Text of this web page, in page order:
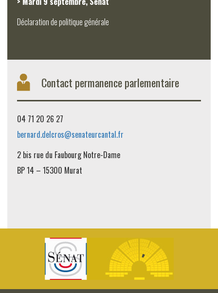
Déclaration de politique générale
Contact permanence parlementaire
04 71 20 26 27
bernard.delcros@senateurcantal.fr
2 bis rue du Faubourg Notre-Dame
BP 14 – 15300 Murat